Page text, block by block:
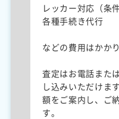
レッカー対応（条
各種手続き代行
などの費用はかか
査定はお電話また
し込みいただけま
額をご案内し、ご
す。